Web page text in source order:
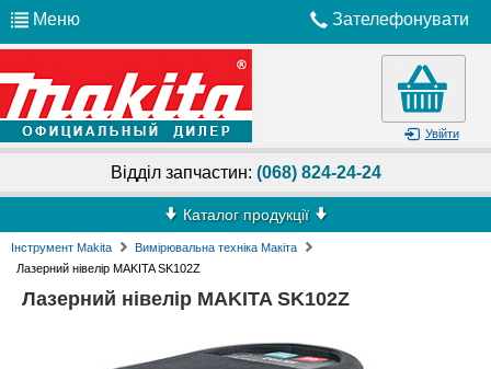
Меню Зателефонувати
Увійти
Відділ запчастин: (068) 824-24-24
Каталог продукції
Інструмент Makita
Вимірювальна техніка Макіта
Лазерний нівелір MAKITA SK102Z
Лазерний нівелір MAKITA SK102Z